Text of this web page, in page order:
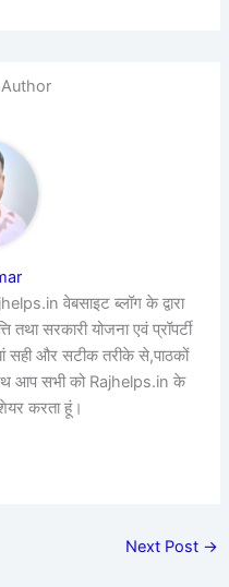
वेबसाइट ब्लॉग के द्वारा
तथा सरकारी योजना एवं प्रॉपर्टी
सही और सटीक तरीके से,पाठकों
आप सभी को Rajhelps.in के
करता हूं।
Next Post →